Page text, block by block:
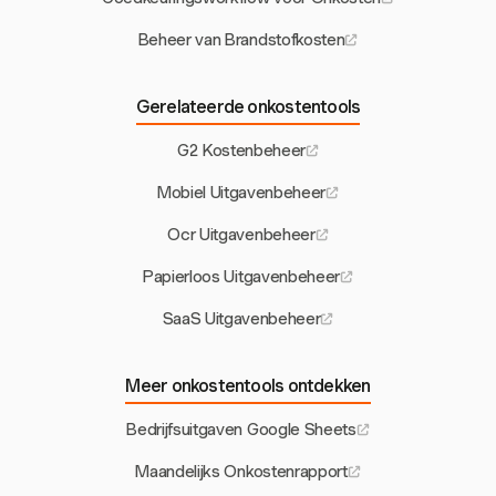
Beheer van Brandstofkosten
Gerelateerde onkostentools
G2 Kostenbeheer
Mobiel Uitgavenbeheer
Ocr Uitgavenbeheer
Papierloos Uitgavenbeheer
SaaS Uitgavenbeheer
Meer onkostentools ontdekken
Bedrijfsuitgaven Google Sheets
Maandelijks Onkostenrapport